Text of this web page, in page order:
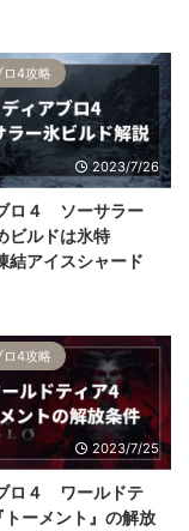
ロ4攻略
2023/7/26
ロ４ ソーサラー
ビルドは氷特
アイスシャード
ロ4攻略
2023/7/25
ロ４ ワールドテ
トーメント』の解放